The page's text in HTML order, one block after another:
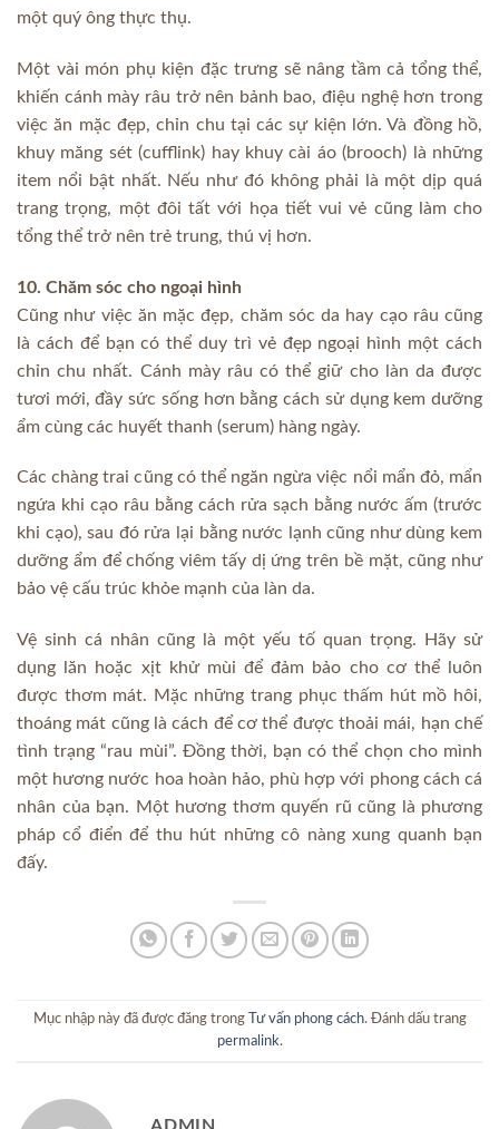
một quý ông thực thụ.
Một vài món phụ kiện đặc trưng sẽ nâng tầm cả tổng thể,
khiến cánh mày râu trở nên bảnh bao, điệu nghệ hơn trong
việc ăn mặc đẹp, chỉn chu tại các sự kiện lớn. Và đồng hồ,
khuy măng sét (cufflink) hay khuy cài áo (brooch) là những
item nổi bật nhất. Nếu như đó không phải là một dịp quá
trang trọng, một đôi tất với họa tiết vui vẻ cũng làm cho
tổng thể trở nên trẻ trung, thú vị hơn.
10. Chăm sóc cho ngoại hình
Cũng như việc ăn mặc đẹp, chăm sóc da hay cạo râu cũng
là cách để bạn có thể duy trì vẻ đẹp ngoại hình một cách
chỉn chu nhất. Cánh mày râu có thể giữ cho làn da được
tươi mới, đầy sức sống hơn bằng cách sử dụng kem dưỡng
ẩm cùng các huyết thanh (serum) hàng ngày.
Các chàng trai cũng có thể ngăn ngừa việc nổi mẩn đỏ, mẩn
ngứa khi cạo râu bằng cách rửa sạch bằng nước ấm (trước
khi cạo), sau đó rửa lại bằng nước lạnh cũng như dùng kem
dưỡng ẩm để chống viêm tấy dị ứng trên bề mặt, cũng như
bảo vệ cấu trúc khỏe mạnh của làn da.
Vệ sinh cá nhân cũng là một yếu tố quan trọng. Hãy sử
dụng lăn hoặc xịt khử mùi để đảm bảo cho cơ thể luôn
được thơm mát. Mặc những trang phục thấm hút mồ hôi,
thoáng mát cũng là cách để cơ thể được thoải mái, hạn chế
tình trạng “rau mùi”. Đồng thời, bạn có thể chọn cho mình
một hương nước hoa hoàn hảo, phù hợp với phong cách cá
nhân của bạn. Một hương thơm quyến rũ cũng là phương
pháp cổ điển để thu hút những cô nàng xung quanh bạn
đấy.
Mục nhập này đã được đăng trong Tư vấn phong cách. Đánh dấu trang
permalink.